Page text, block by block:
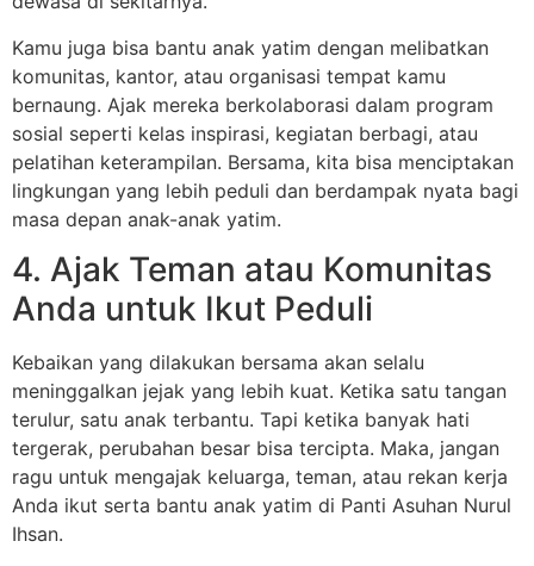
Kamu juga bisa bantu anak yatim dengan melibatkan
komunitas, kantor, atau organisasi tempat kamu
bernaung. Ajak mereka berkolaborasi dalam program
sosial seperti kelas inspirasi, kegiatan berbagi, atau
pelatihan keterampilan. Bersama, kita bisa menciptakan
lingkungan yang lebih peduli dan berdampak nyata bagi
masa depan anak-anak yatim.
4. Ajak Teman atau Komunitas
Anda untuk Ikut Peduli
Kebaikan yang dilakukan bersama akan selalu
meninggalkan jejak yang lebih kuat. Ketika satu tangan
terulur, satu anak terbantu. Tapi ketika banyak hati
tergerak, perubahan besar bisa tercipta. Maka, jangan
ragu untuk mengajak keluarga, teman, atau rekan kerja
Anda ikut serta bantu anak yatim di Panti Asuhan Nurul
Ihsan.